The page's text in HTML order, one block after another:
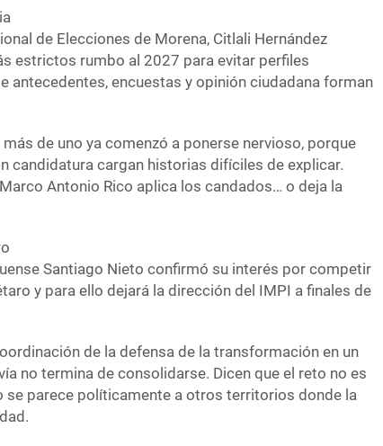
de Elecciones de Morena, Citlali Hernández
estrictos rumbo al 2027 para evitar perfiles
antecedentes, encuestas y opinión ciudadana forman
de uno ya comenzó a ponerse nervioso, porque
candidatura cargan historias difíciles de explicar.
Antonio Rico aplica los candados… o deja la
Santiago Nieto confirmó su interés por competir
y para ello dejará la dirección del IMPI a finales de
de la defensa de la transformación en un
no termina de consolidarse. Dicen que el reto no es
se parece políticamente a otros territorios donde la